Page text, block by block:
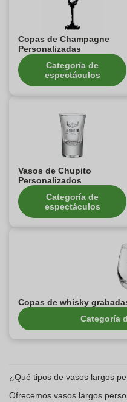
Copas de Champagne
Personalizadas
Categoría de
espectáculos
Vasos de Chupito
Personalizados
Categoría de
espectáculos
Copas de whisky
Categoría
¿Qué tipos de vasos largos
Ofrecemos vasos largos